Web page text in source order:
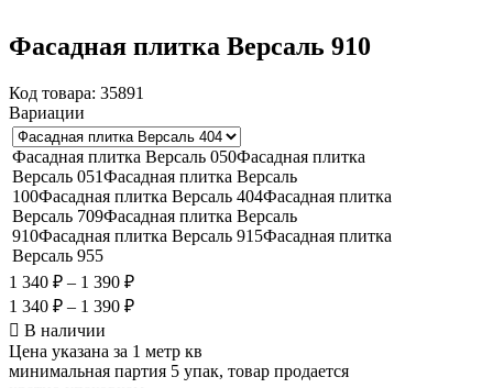
Фасадная плитка Версаль 910
Код товара: 35891
Вариации
Фасадная плитка Версаль 050Фасадная плитка
Версаль 051Фасадная плитка Версаль
100Фасадная плитка Версаль 404Фасадная плитка
Версаль 709Фасадная плитка Версаль
910Фасадная плитка Версаль 915Фасадная плитка
Версаль 955
1 340 ₽ – 1 390 ₽
1 340 ₽ – 1 390 ₽
В наличии
Цена указана за 1 метр кв
минимальная партия 5 упак, товар продается